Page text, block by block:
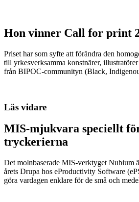
Hon vinner Call for print
Priset har som syfte att förändra den
till yrkesverksamma konstnärer,
från BIPOC-communityn (Black,
Läs vidare
MIS-mjukvara speciellt
tryckerierna
Det molnbaserade MIS-verktyget Nubium
årets Drupa hos eProductivity Software
göra vardagen enklare för de små och